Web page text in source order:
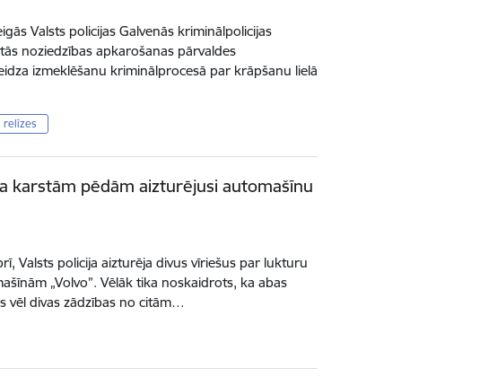
Valsts policijas Galvenās kriminālpolicijas
noziedzības apkarošanas pārvaldes
izmeklēšanu kriminālprocesā par krāpšanu lielā
relīzes
karstām pēdām aizturējusi automašīnu
Valsts policija aizturēja divus vīriešus par lukturu
„Volvo”. Vēlāk tika noskaidrots, ka abas
vēl divas zādzības no citām…